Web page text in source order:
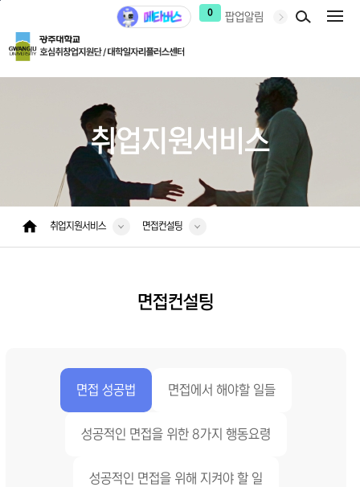
0 팝업알림
취업지원서비스
취업지원서비스 면접컨설팅
면접컨설팅
면접 성공법 면접에서 해야할 일들
성공적인 면접을 위한 8가지 행동요령
성공적인 면접을 위해 지켜야 할 일